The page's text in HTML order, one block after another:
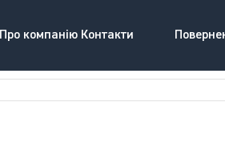
Про компанію Контакти